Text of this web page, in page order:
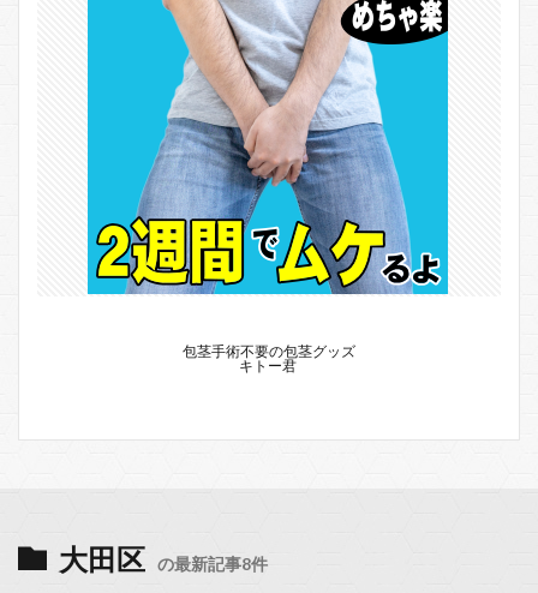
包茎手術不要の包茎グッズ
キトー君
大田区 の最新記事8件